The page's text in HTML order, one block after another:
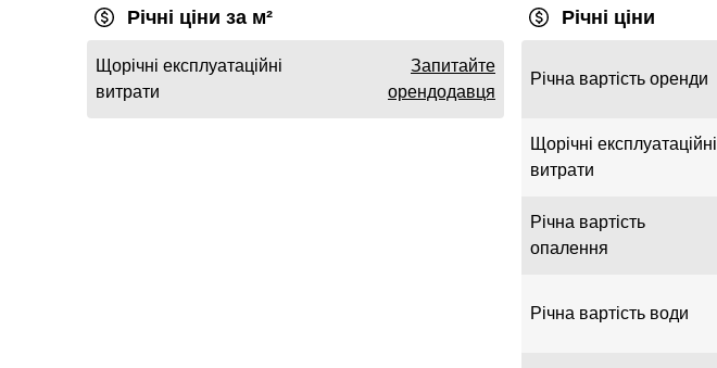
Річні ціни за м²
Щорічні експлуатаційні
витрати
Запитайте
орендодавця
Річні ціни
Річна вартість оренди
Щорічні експлуатаційні
витрати
Річна вартість
опалення
Річна вартість води